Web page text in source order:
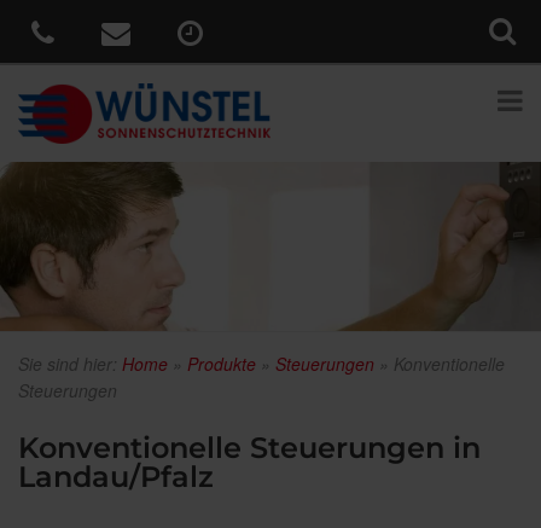
Sie sind hier: Home » Produkte » Steuerungen » Konventionelle
Steuerungen
Konventionelle Steuerungen in
Landau/Pfalz